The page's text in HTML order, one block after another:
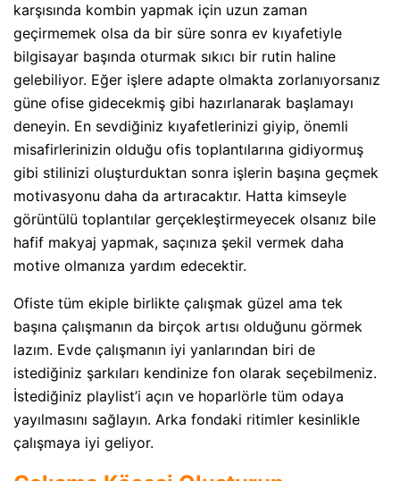
karşısında kombin yapmak için uzun zaman
geçirmemek olsa da bir süre sonra ev kıyafetiyle
bilgisayar başında oturmak sıkıcı bir rutin haline
gelebiliyor. Eğer işlere adapte olmakta zorlanıyorsanız
güne ofise gidecekmiş gibi hazırlanarak başlamayı
deneyin. En sevdiğiniz kıyafetlerinizi giyip, önemli
misafirlerinizin olduğu ofis toplantılarına gidiyormuş
gibi stilinizi oluşturduktan sonra işlerin başına geçmek
motivasyonu daha da artıracaktır. Hatta kimseyle
görüntülü toplantılar gerçekleştirmeyecek olsanız bile
hafif makyaj yapmak, saçınıza şekil vermek daha
motive olmanıza yardım edecektir.
Ofiste tüm ekiple birlikte çalışmak güzel ama tek
başına çalışmanın da birçok artısı olduğunu görmek
lazım. Evde çalışmanın iyi yanlarından biri de
istediğiniz şarkıları kendinize fon olarak seçebilmeniz.
İstediğiniz playlist’i açın ve hoparlörle tüm odaya
yayılmasını sağlayın. Arka fondaki ritimler kesinlikle
çalışmaya iyi geliyor.